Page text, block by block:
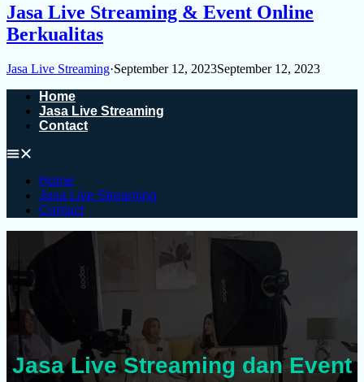
Jasa Live Streaming & Event Online
Berkualitas
Jasa Live Streaming·September 12, 2023September 12, 2023
Home
Jasa Live Streaming
Contact
Home
Jasa Live Streaming
Contact
Jasa Live Streaming dan Event